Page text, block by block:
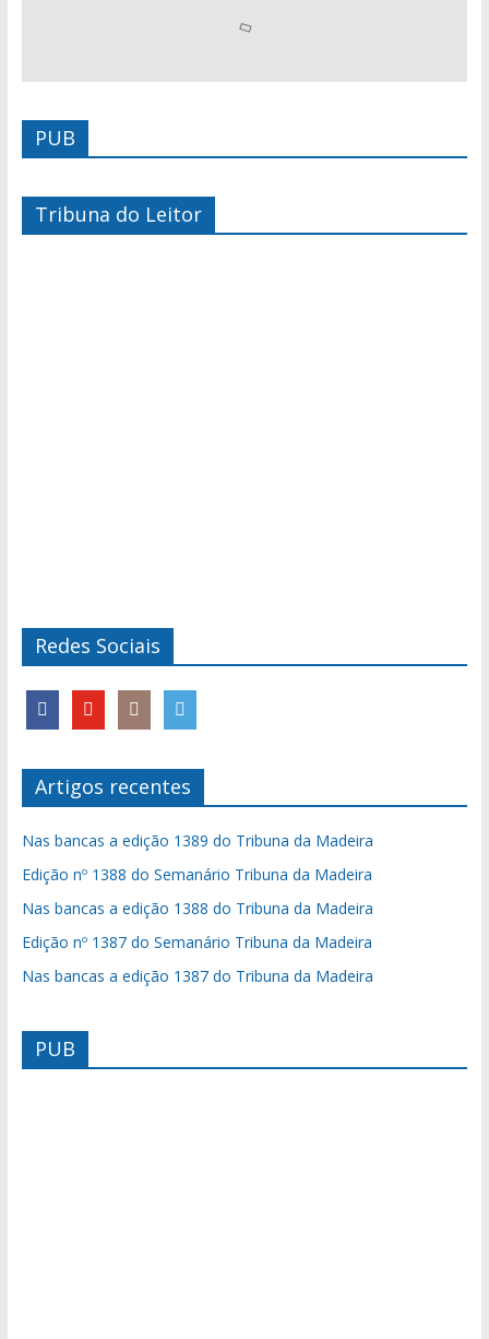
PUB
Tribuna do Leitor
Redes Sociais
Artigos recentes
Nas bancas a edição 1389 do Tribuna da Madeira
Edição nº 1388 do Semanário Tribuna da Madeira
Nas bancas a edição 1388 do Tribuna da Madeira
Edição nº 1387 do Semanário Tribuna da Madeira
Nas bancas a edição 1387 do Tribuna da Madeira
PUB